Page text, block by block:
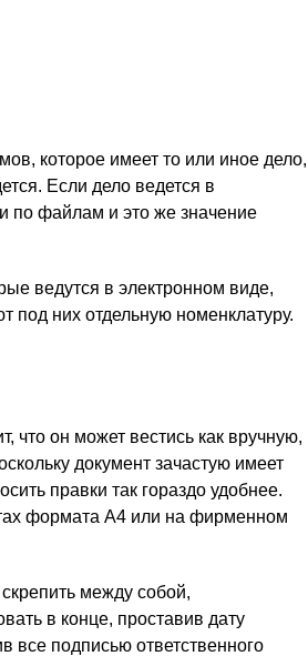
которое имеет то или иное дело,
Если дело ведется в
по файлам и это же значение
ведутся в электронном виде,
под них отдельную номенклатуру.
что он может вестись как вручную,
документ зачастую имеет
правки так гораздо удобнее.
формата А4 или на фирменном
между собой,
в конце, проставив дату
все подписью ответственного